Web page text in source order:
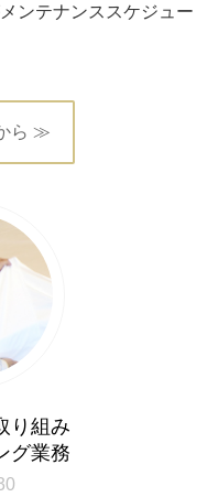
ンテナンススケジュー
ら ≫
り組み
グ業務